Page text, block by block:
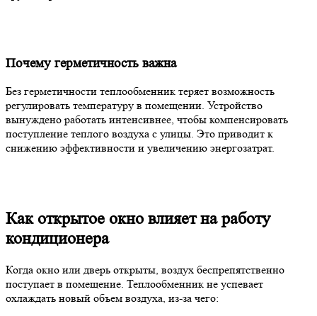
Почему герметичность важна
Без герметичности теплообменник теряет возможность
регулировать температуру в помещении. Устройство
вынуждено работать интенсивнее, чтобы компенсировать
поступление теплого воздуха с улицы. Это приводит к
снижению эффективности и увеличению энергозатрат.
Как открытое окно влияет на работу
кондиционера
Когда окно или дверь открыты, воздух беспрепятственно
поступает в помещение. Теплообменник не успевает
охлаждать новый объем воздуха, из-за чего: